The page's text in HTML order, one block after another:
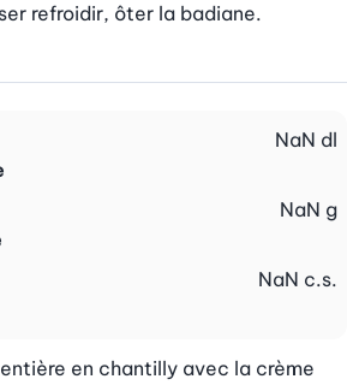
refroidir, ôter la badiane.
NaN dl
NaN g
NaN c.s.
en chantilly avec la crème